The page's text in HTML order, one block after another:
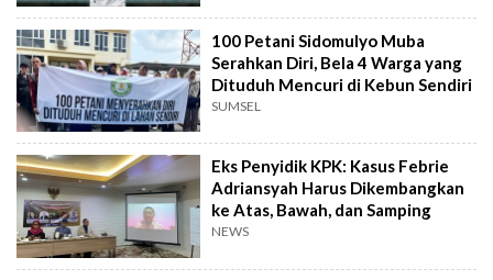
100 Petani Sidomulyo Muba
Serahkan Diri, Bela 4 Warga yang
Dituduh Mencuri di Kebun Sendiri
SUMSEL
Eks Penyidik KPK: Kasus Febrie
Adriansyah Harus Dikembangkan
ke Atas, Bawah, dan Samping
NEWS